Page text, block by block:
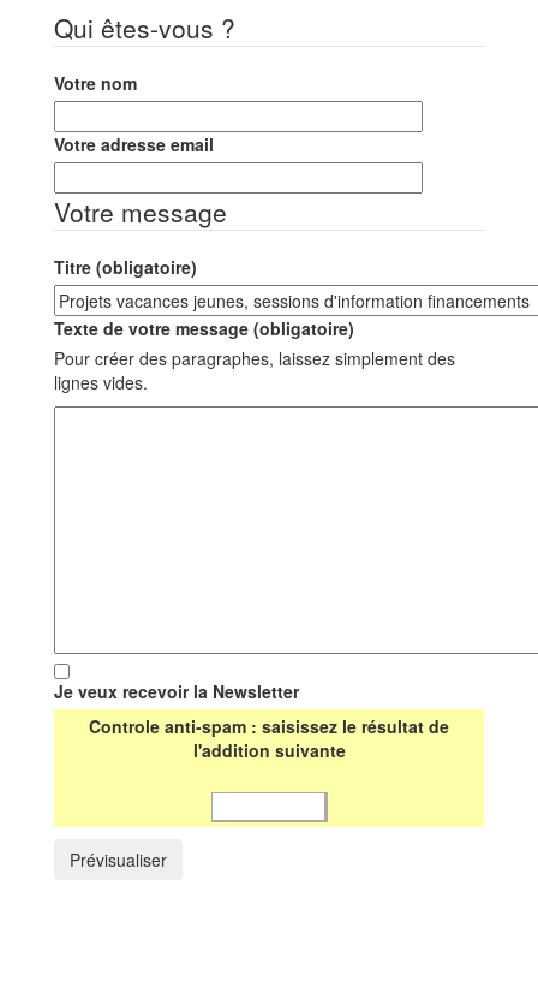
Qui êtes-vous ?
Votre nom
Votre adresse email
Votre message
Titre (obligatoire)
Texte de votre message (obligatoire)
Pour créer des paragraphes, laissez simplement des
lignes vides.
Je veux recevoir la Newsletter
Controle anti-spam : saisissez le résultat de
l'addition suivante